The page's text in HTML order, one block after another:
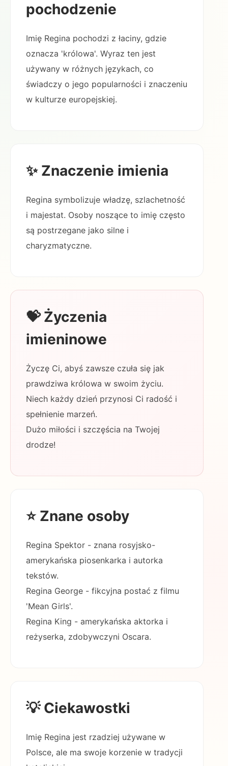
pochodzenie
Imię Regina pochodzi z łaciny, gdzie
oznacza 'królowa'. Wyraz ten jest
używany w różnych językach, co
świadczy o jego popularności i znaczeniu
w kulturze europejskiej.
✨ Znaczenie imienia
Regina symbolizuje władzę, szlachetność
i majestat. Osoby noszące to imię często
są postrzegane jako silne i
charyzmatyczne.
💝 Życzenia
imieninowe
Życzę Ci, abyś zawsze czuła się jak
prawdziwa królowa w swoim życiu.
Niech każdy dzień przynosi Ci radość i
spełnienie marzeń.
Dużo miłości i szczęścia na Twojej
drodze!
⭐ Znane osoby
Regina Spektor - znana rosyjsko-
amerykańska piosenkarka i autorka
tekstów.
Regina George - fikcyjna postać z filmu
'Mean Girls'.
Regina King - amerykańska aktorka i
reżyserka, zdobywczyni Oscara.
💡 Ciekawostki
Imię Regina jest rzadziej używane w
Polsce, ale ma swoje korzenie w tradycji